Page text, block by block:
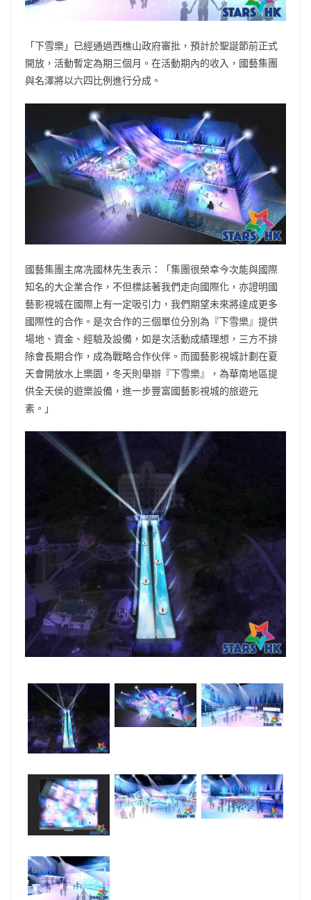
「下雪樂」已經通過西樵山政府審批，預計於聖誕節前正式
開放，活動暫定為期三個月。在活動期內的收入，國藝集團
與名澤將以六四比例進行分成。
國藝集團主席冼國林先生表示：「集團很榮幸今次能與國際
知名的大企業合作，不但標誌著我們走向國際化，亦證明國
藝影視城在國際上有一定吸引力，我們期望未來將達成更多
國際性的合作。是次合作的三個單位分別為『下雪樂』提供
場地、資金、經驗及設備，如是次活動成績理想，三方不排
除會長期合作，成為戰略合作伙伴。而國藝影視城計劃在夏
天會開放水上樂園，冬天則舉辦『下雪樂』，為華南地區提
供全天侯的遊樂設備，進一步豐富國藝影視城的旅遊元
素。」